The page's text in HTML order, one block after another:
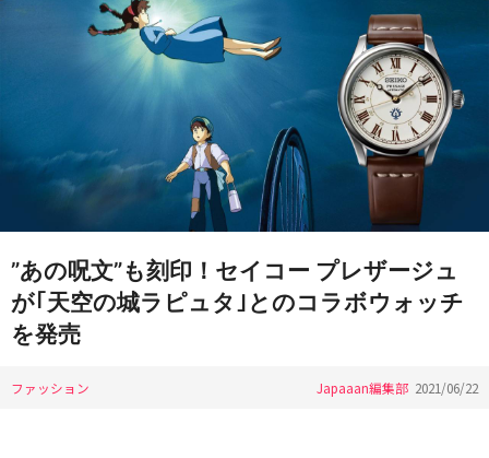
”あの呪文”も刻印！セイコー プレザージュ
が｢天空の城ラピュタ｣とのコラボウォッチ
を発売
ファッション Japaaan編集部 2021/06/22